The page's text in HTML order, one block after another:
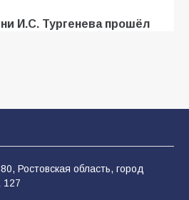
И.С. Тургенева прошёл
дорожные работы
Ростовская область, город
127